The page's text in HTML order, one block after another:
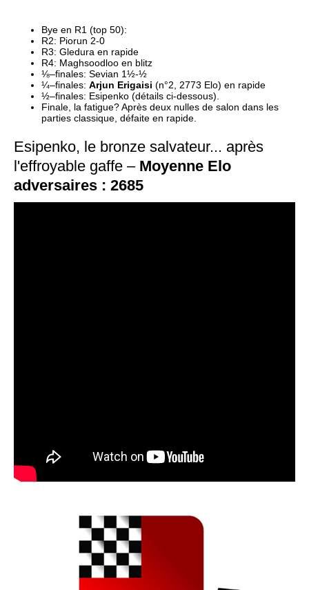
¼–finales: Arjun Erigaisi
Finale, la fatigue? Après deux nulles de salon dans les
parties classique, défaite en rapide.
Esipenko, le bronze salvateur... après
l'effroyable gaffe – Moyenne Elo
adversaires : 2685